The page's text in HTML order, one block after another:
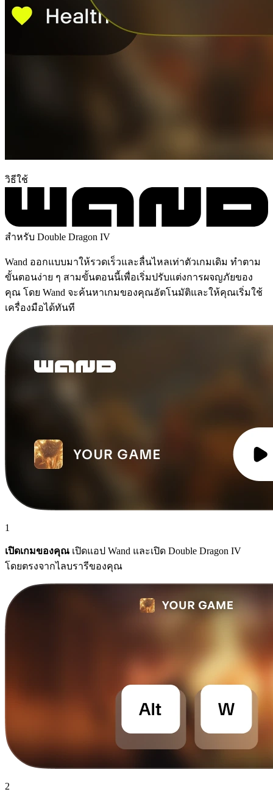
วิธีใช้
สำหรับ Double Dragon IV
Wand ออกแบบมาให้รวดเร็วและลื่นไหลเท่าตัวเกมเดิม ทำตาม
ขั้นตอนง่าย ๆ สามขั้นตอนนี้เพื่อเริ่มปรับแต่งการผจญภัยของ
คุณ โดย Wand จะค้นหาเกมของคุณอัตโนมัติและให้คุณเริ่มใช้
เครื่องมือได้ทันที
1
เปิดเกมของคุณ เปิดแอป Wand และเปิด Double Dragon IV
โดยตรงจากไลบรารีของคุณ
2